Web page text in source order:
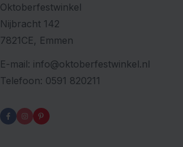
Oktoberfestwinkel
Nijbracht 142
7821CE, Emmen
E-mail: info@oktoberfestwinkel.nl
Telefoon: 0591 820211